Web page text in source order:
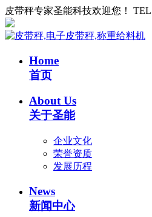
皮带秤专家圣能科技欢迎您！ TEL
Home
首页
About Us
关于圣能
企业文化
荣誉资质
发展历程
News
新闻中心